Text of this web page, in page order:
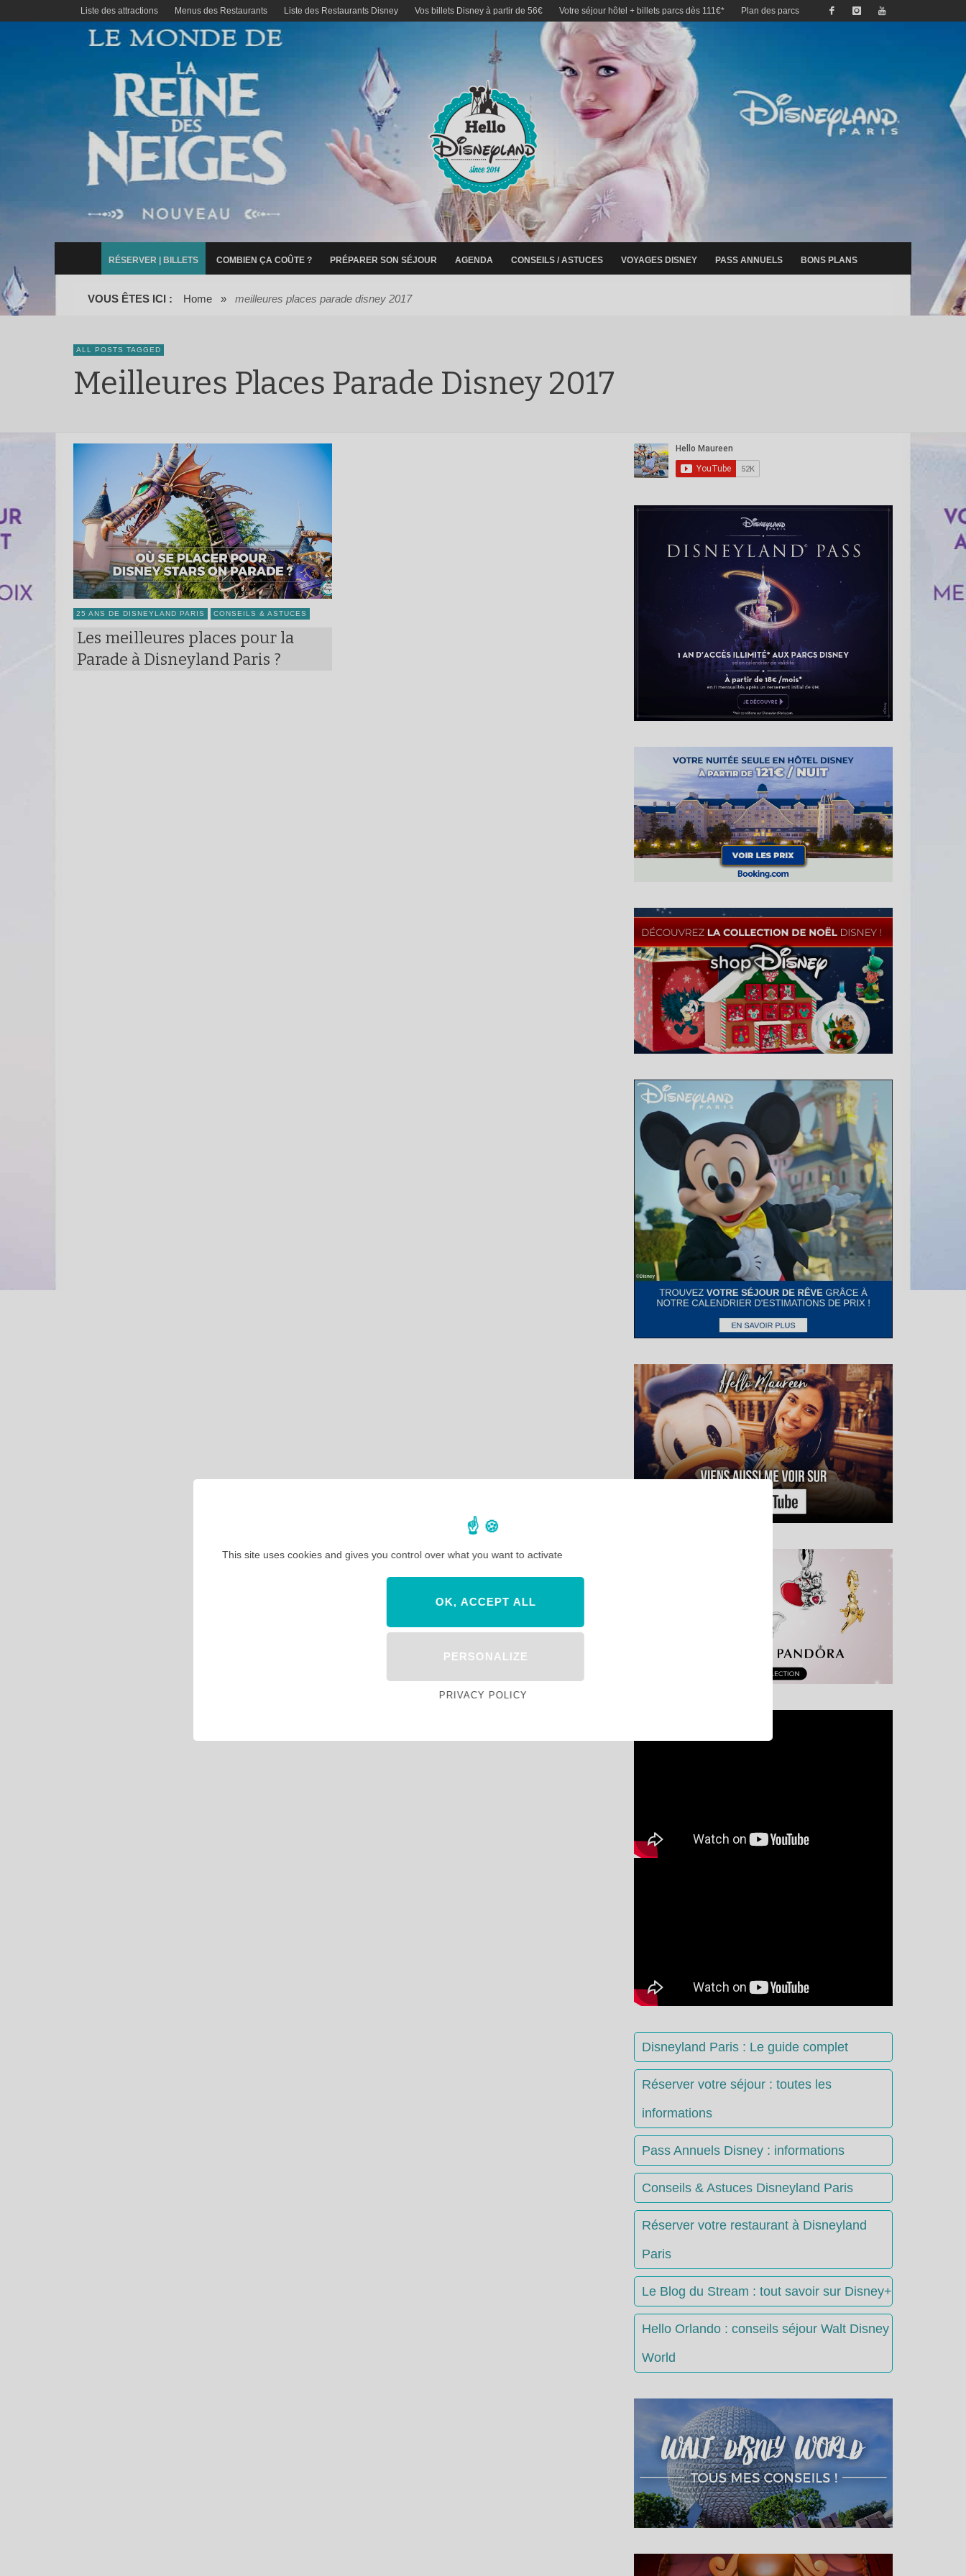
Liste des attractions Menus des Restaurants Liste des Restaurants Disney Vos billets Disney à partir de 56€ Votre séjour hôtel + billets parcs dès 111€* Plan des parcs
RÉSERVER | BILLETS COMBIEN ÇA COÛTE ? PRÉPARER SON SÉJOUR AGENDA CONSEILS / ASTUCES VOYAGES DISNEY PASS ANNUELS BONS PLANS
VOUS ÊTES ICI : Home » meilleures places parade disney 2017
ALL POSTS TAGGED
Meilleures Places Parade Disney 2017
25 ANS DE DISNEYLAND PARIS CONSEILS & ASTUCES
Les meilleures places pour la
Parade à Disneyland Paris ?
Disneyland Paris : Le guide complet
Réserver votre séjour : toutes les
informations
Pass Annuels Disney : informations
Conseils & Astuces Disneyland Paris
Réserver votre restaurant à Disneyland
Paris
Le Blog du Stream : tout savoir sur Disney+
Hello Orlando : conseils séjour Walt Disney
World
This site uses cookies and gives you control over what you want to activate
OK, ACCEPT ALL
PERSONALIZE
PRIVACY POLICY